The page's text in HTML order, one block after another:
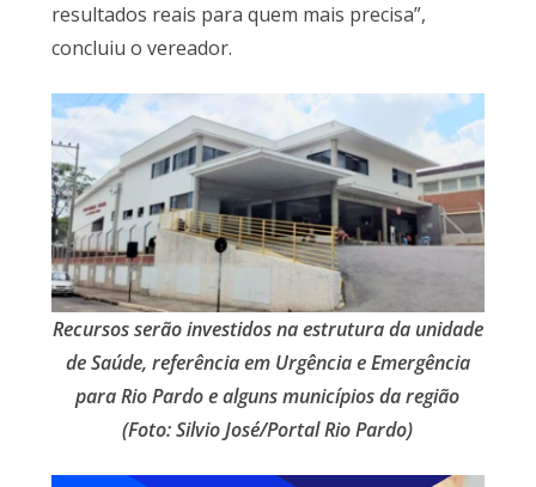
resultados reais para quem mais precisa”,
concluiu o vereador.
Recursos serão investidos na estrutura da unidade
de Saúde, referência em Urgência e Emergência
para Rio Pardo e alguns municípios da região
(Foto: Silvio José/Portal Rio Pardo)